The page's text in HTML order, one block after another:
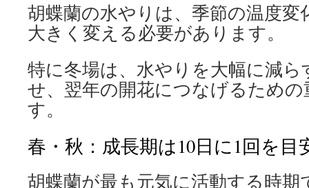
胡蝶蘭の水やりは、季節の温度変
大きく変える必要があります。
特に冬場は、水やりを大幅に減
せ、翌年の開花につなげるため
す。
春・秋：成長期は10日に1回を目
胡蝶蘭が最も元気に活動する時期